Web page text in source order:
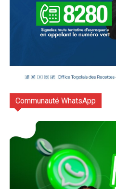
Communauté WhatsApp